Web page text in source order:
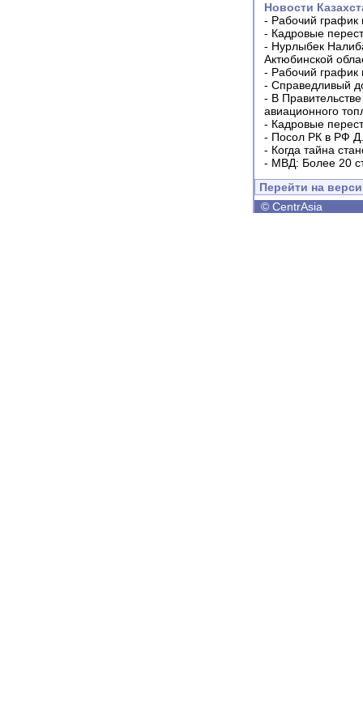
Новости
- Рабочий график
- Кадровые
- Нурлыбек
Актюбинской
- Рабочий график
- Справедливый
- В
авиационного
- Кадровые
- Посол РК в РФ
- Когда тайна
- МВД: Более 20
Перейти на
© CentrAsia